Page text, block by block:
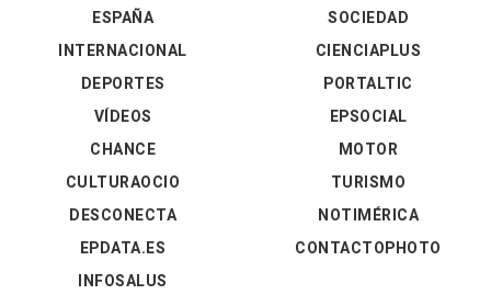
ESPAÑA
INTERNACIONAL
DEPORTES
VÍDEOS
SOCIEDAD
CIENCIAPLUS
PORTALTIC
EPSOCIAL
CHANCE
CULTURAOCIO
DESCONECTA
EPDATA.ES
INFOSALUS
MOTOR
TURISMO
NOTIMÉRICA
CONTACTOPHOTO